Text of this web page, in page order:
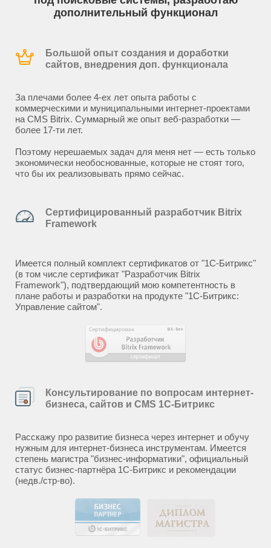
дополнительный функционал
Большой опыт создания и доработки
сайтов, внедрения доп. функционала
За плечами более 4-ех лет опыта работы с
коммерческими и муниципальными интернет-проектами
на CMS Bitrix. Суммарный же опыт веб-разработки —
более 17-ти лет.
Поэтому нерешаемых задач для меня нет — есть только
экономически необоснованные, которые не стоят того,
что бы их реализовывать прямо сейчас.
Сертифицированный разработчик Bitrix
Framework
Имеется полный комплект сертификатов от "1С-Битрикс"
(в том числе сертификат "Разработчик Bitrix
Framework"), подтвердающий мою компетентность в
плане работы и разработки на продукте "1С-Битрикс:
Управление сайтом".
Консультирование по вопросам интернет-
бизнеса, сайтов и CMS 1С-Битрикс
Расскажу про развитие бизнеса через интернет и обучу
нужным для интернет-бизнеса инструментам. Имеется
степень магистра "бизнес-информатики", официальный
статус бизнес-партнёра 1С-Битрикс и рекомендации
(недв./стр-во).